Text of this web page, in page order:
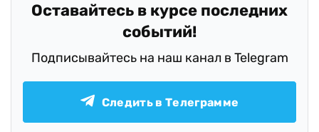
Оставайтесь в курсе последних
событий!
Подписывайтесь на наш канал в Telegram
Следить в Телеграмме